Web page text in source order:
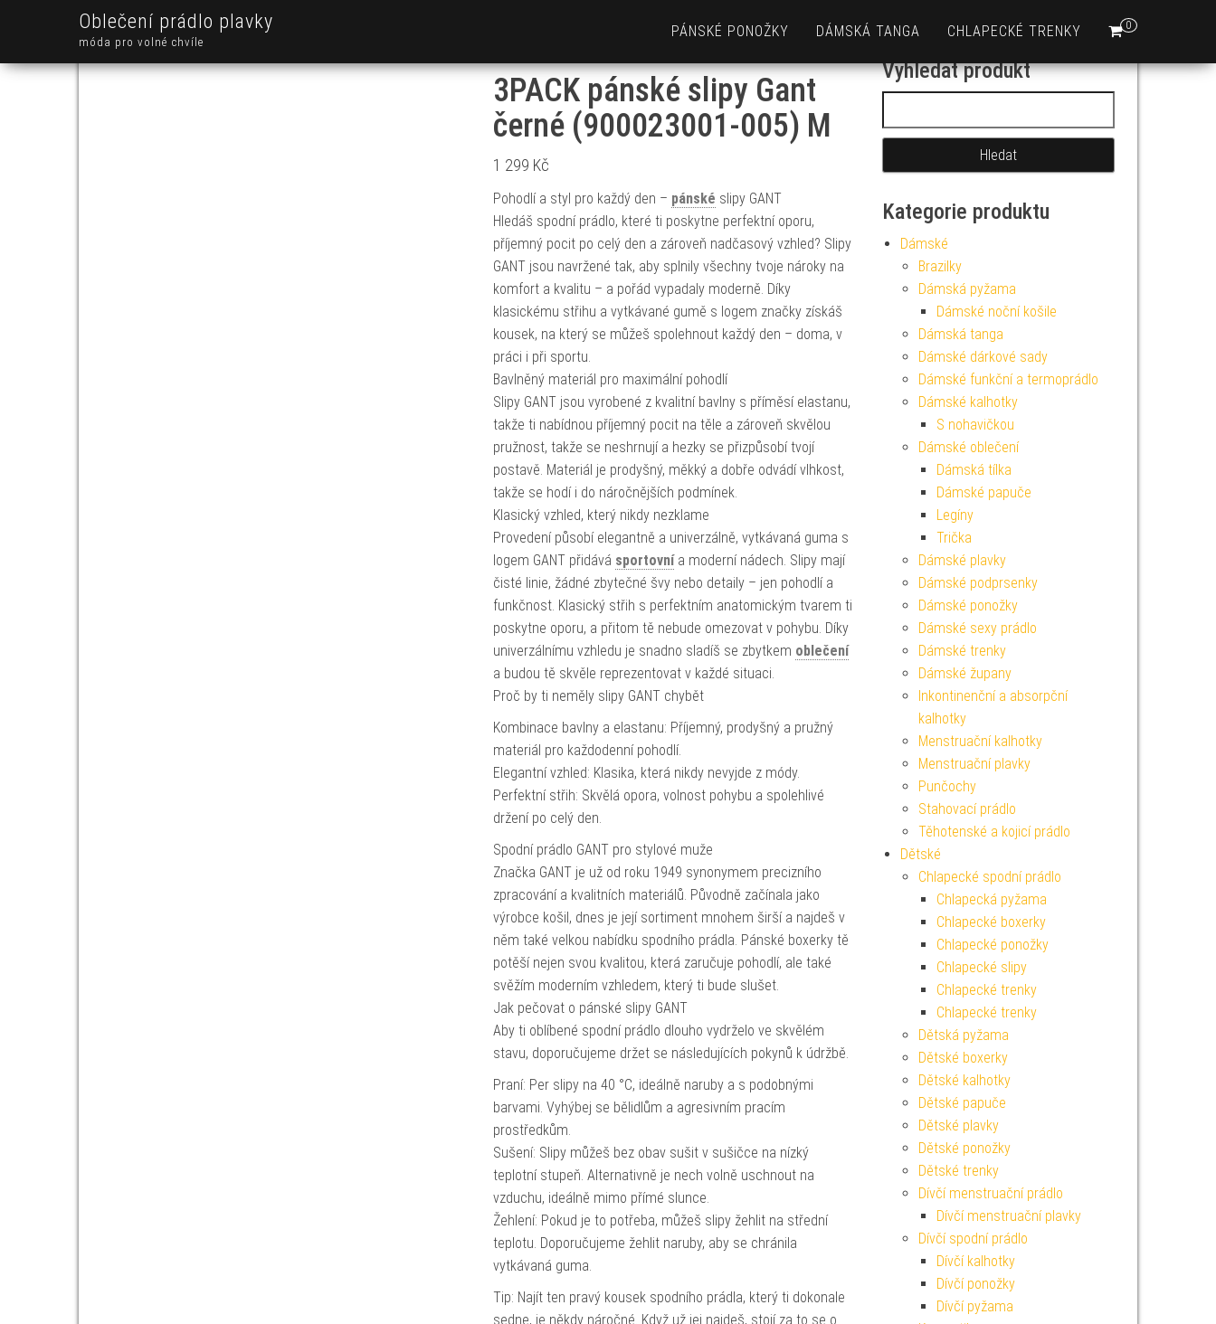
Oblečení prádlo plavky
móda pro volné chvíle
0
PÁNSKÉ PONOŽKY DÁMSKÁ TANGA CHLAPECKÉ TRENKY
3PACK pánské slipy Gant
černé (900023001-005) M
1 299 Kč
Pohodlí a styl pro každý den – pánské slipy GANT
Hledáš spodní prádlo, které ti poskytne perfektní oporu,
příjemný pocit po celý den a zároveň nadčasový vzhled? Slipy
GANT jsou navržené tak, aby splnily všechny tvoje nároky na
komfort a kvalitu – a pořád vypadaly moderně. Díky
klasickému střihu a vytkávané gumě s logem značky získáš
kousek, na který se můžeš spolehnout každý den – doma, v
práci i při sportu.
Bavlněný materiál pro maximální pohodlí
Slipy GANT jsou vyrobené z kvalitní bavlny s příměsí elastanu,
takže ti nabídnou příjemný pocit na těle a zároveň skvělou
pružnost, takže se neshrnují a hezky se přizpůsobí tvojí
postavě. Materiál je prodyšný, měkký a dobře odvádí vlhkost,
takže se hodí i do náročnějších podmínek.
Klasický vzhled, který nikdy nezklame
Provedení působí elegantně a univerzálně, vytkávaná guma s
logem GANT přidává sportovnía moderní nádech. Slipy mají
čisté linie, žádné zbytečné švy nebo detaily – jen pohodlí a
funkčnost. Klasický střih s perfektním anatomickým tvarem ti
poskytne oporu, a přitom tě nebude omezovat v pohybu. Díky
univerzálnímu vzhledu je snadno sladíš se zbytkem oblečení
a budou tě skvěle reprezentovat v každé situaci.
Proč by ti neměly slipy GANT chybět
Kombinace bavlny a elastanu: Příjemný, prodyšný a pružný
materiál pro každodenní pohodlí.
Elegantní vzhled: Klasika, která nikdy nevyjde z módy.
Perfektní střih: Skvělá opora, volnost pohybu a spolehlivé
držení po celý den.
Spodní prádlo GANT pro stylové muže
Značka GANT je už od roku 1949 synonymem precizního
zpracování a kvalitních materiálů. Původně začínala jako
výrobce košil, dnes je její sortiment mnohem širší a najdeš v
něm také velkou nabídku spodního prádla. Pánské boxerky tě
potěší nejen svou kvalitou, která zaručuje pohodlí, ale také
svěžím moderním vzhledem, který ti bude slušet.
Jak pečovat o pánské slipy GANT
Aby ti oblíbené spodní prádlo dlouho vydrželo ve skvělém
stavu, doporučujeme držet se následujících pokynů k údržbě.
Praní: Per slipy na 40 °C, ideálně naruby a s podobnými
barvami. Vyhýbej se bělidlům a agresivním pracím
prostředkům.
Sušení: Slipy můžeš bez obav sušit v sušičce na nízký
teplotní stupeň. Alternativně je nech volně uschnout na
vzduchu, ideálně mimo přímé slunce.
Žehlení: Pokud je to potřeba, můžeš slipy žehlit na střední
teplotu. Doporučujeme žehlit naruby, aby se chránila
vytkávaná guma.
Tip: Najít ten pravý kousek spodního prádla, který ti dokonale
sedne, je někdy náročné. Když už jej najdeš, stojí za to se o
Vyhledat produkt
Kategorie produktu
Dámské
Brazilky
Dámská pyžama
Dámské noční košile
Dámská tanga
Dámské dárkové sady
Dámské funkční a termoprádlo
Dámské kalhotky
S nohavičkou
Dámské oblečení
Dámská tílka
Dámské papuče
Legíny
Trička
Dámské plavky
Dámské podprsenky
Dámské ponožky
Dámské sexy prádlo
Dámské trenky
Dámské župany
Inkontinenční a absorpční
kalhotky
Menstruační kalhotky
Menstruační plavky
Punčochy
Stahovací prádlo
Těhotenské a kojicí prádlo
Dětské
Chlapecké spodní prádlo
Chlapecká pyžama
Chlapecké boxerky
Chlapecké ponožky
Chlapecké slipy
Chlapecké trenky
Chlapecké trenky
Dětská pyžama
Dětské boxerky
Dětské kalhotky
Dětské papuče
Dětské plavky
Dětské ponožky
Dětské trenky
Dívčí menstruační prádlo
Dívčí menstruační plavky
Dívčí spodní prádlo
Dívčí kalhotky
Dívčí ponožky
Dívčí pyžama